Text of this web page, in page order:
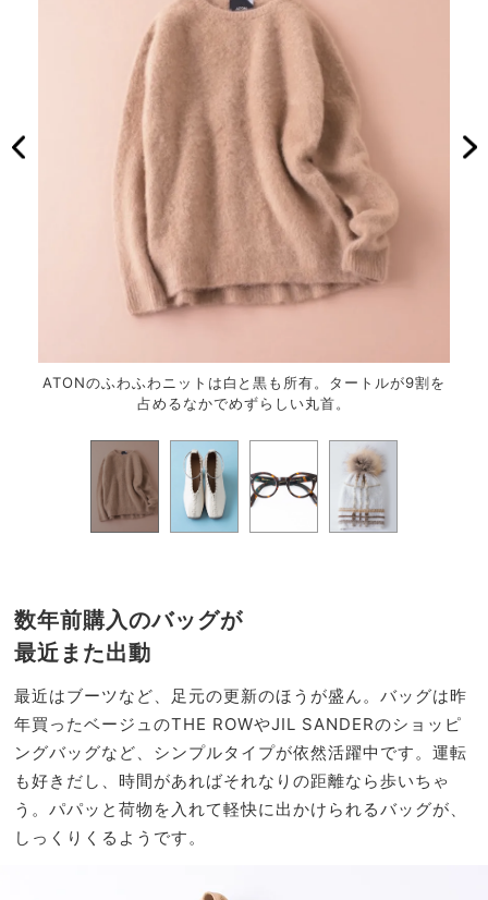
ATONのふわふわニットは白と黒も所有。タートルが9割を
占めるなかでめずらしい丸首。
数年前購入のバッグが
最近また出動
最近はブーツなど、足元の更新のほうが盛ん。バッグは昨
年買ったベージュのTHE ROWやJIL SANDERのショッピ
ングバッグなど、シンプルタイプが依然活躍中です。運転
も好きだし、時間があればそれなりの距離なら歩いちゃ
う。パパッと荷物を入れて軽快に出かけられるバッグが、
しっくりくるようです。